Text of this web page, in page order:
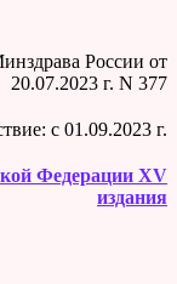
России от
20.07.2023 г. N 377
c 01.09.2023 г.
Федерации XV
издания